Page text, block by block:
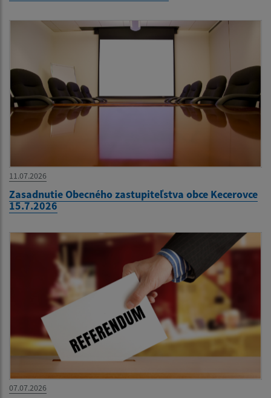
11.07.2026
Zasadnutie Obecného zastupiteľstva obce Kecerovce
15.7.2026
07.07.2026